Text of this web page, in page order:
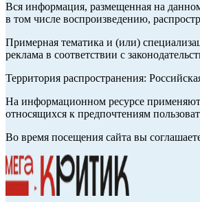
Вся информация, размещенная на
в том числе воспроизведению,
Примерная тематика и (или)
реклама в соответствии с
Территория распространения:
На информационном ресурсе
относящихся к предпочтениям
Во время посещения сайта вы